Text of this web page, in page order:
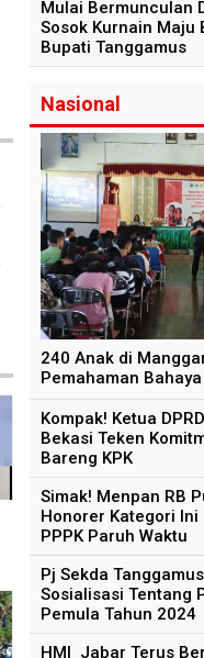
Mulai Bermunculan
Sosok Kurnain Maju
Bupati Tanggamus
Nasional
240 Anak di
Pemahaman
Kompak! Ketua
Bekasi Teken
Bareng KPK
Simak! Menpan RB
Honorer Kategori Ini
PPPK Paruh Waktu
Pj Sekda
Sosialisasi Tentang
Pemula Tahun 2024
HMI Jabar Terus